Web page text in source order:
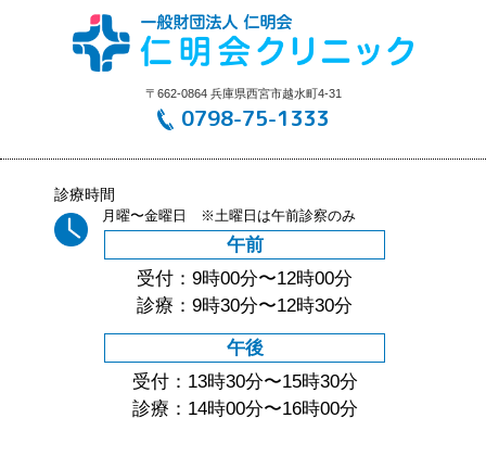
〒662-0864 兵庫県西宮市越水町4-31
0798-75-1333
診療時間
月曜〜金曜日 ※土曜日は午前診察のみ
午前
受付：9時00分〜12時00分
診療：9時30分〜12時30分
午後
受付：13時30分〜15時30分
診療：14時00分〜16時00分